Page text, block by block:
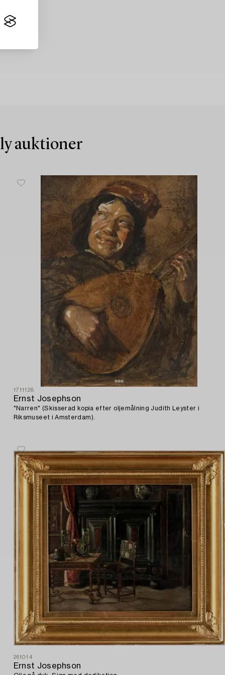
auktioner
1711128
Ernst Josephson
"Narren" (Skisserad kopia efter oljemålning Judith Leyster i
Riksmuseet i Amsterdam).
261014
Ernst Josephson